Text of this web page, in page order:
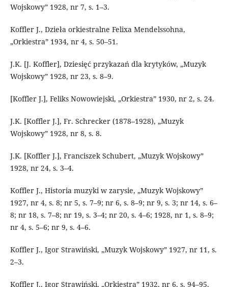
Wojskowy” 1928, nr 7, s. 1–3.
Koffler J., Dzieła orkiestralne Felixa Mendelssohna,
„Orkiestra” 1934, nr 4, s. 50–51.
J.K. [J. Koffler], Dziesięć przykazań dla krytyków, „Muzyk
Wojskowy” 1928, nr 23, s. 8–9.
[Koffler J.], Feliks Nowowiejski, „Orkiestra” 1930, nr 2, s. 24.
J.K. [Koffler J.], Fr. Schrecker (1878–1928), „Muzyk
Wojskowy” 1928, nr 8, s. 8.
J.K. [Koffler J.], Franciszek Schubert, „Muzyk Wojskowy”
1928, nr 24, s. 3–4.
Koffler J., Historia muzyki w zarysie, „Muzyk Wojskowy”
1927, nr 4, s. 8; nr 5, s. 7–9; nr 6, s. 8–9; nr 9, s. 3; nr 14, s. 6–
8; nr 18, s. 7–8; nr 19, s. 3–4; nr 20, s. 4–6; 1928, nr 1, s. 8–9;
nr 4, s. 5–6; nr 9, s. 4–6.
Koffler J., Igor Strawiński, „Muzyk Wojskowy” 1927, nr 11, s.
2–3.
Koffler J., Igor Strawiński, „Orkiestra” 1932, nr 6, s. 94–95.